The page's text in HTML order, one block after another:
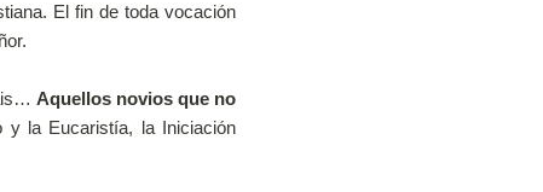
El fin de toda vocación
Aquellos novios que no
y la Eucaristía, la Iniciación